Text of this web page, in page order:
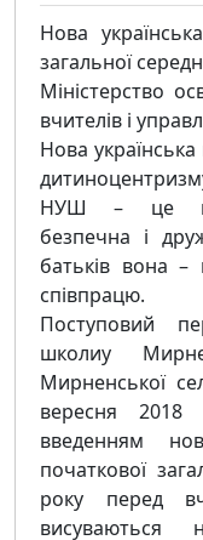
Нова
загальної
Міністерство
вчителів і
Нова
НУШ – це
безпечна і
батьків вона –
співпрацю.
Поступовий
школиу
Мирненської
вересня
введенням
початкової
року перед